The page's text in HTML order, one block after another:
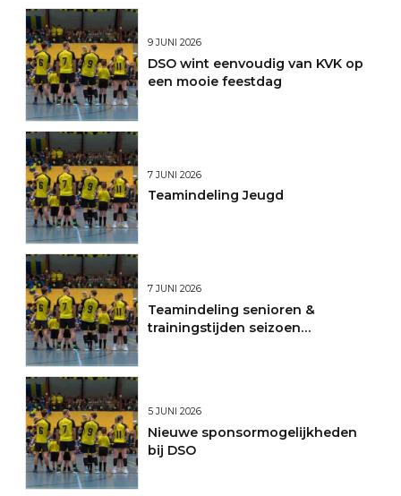
9 JUNI 2026
DSO wint eenvoudig van KVK op
een mooie feestdag
7 JUNI 2026
Teamindeling Jeugd
7 JUNI 2026
Teamindeling senioren &
trainingstijden seizoen
5 JUNI 2026
Nieuwe sponsormogelijkheden
bij DSO